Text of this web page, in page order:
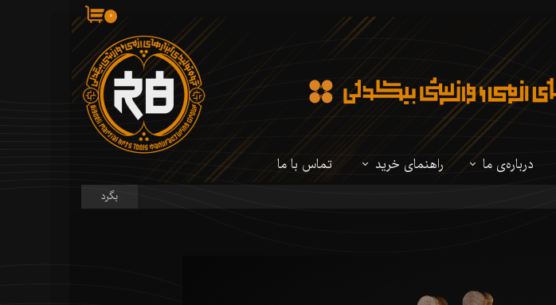
۰
بگرد
درباره‌ی ما
راهنمای خرید
تماس با ما